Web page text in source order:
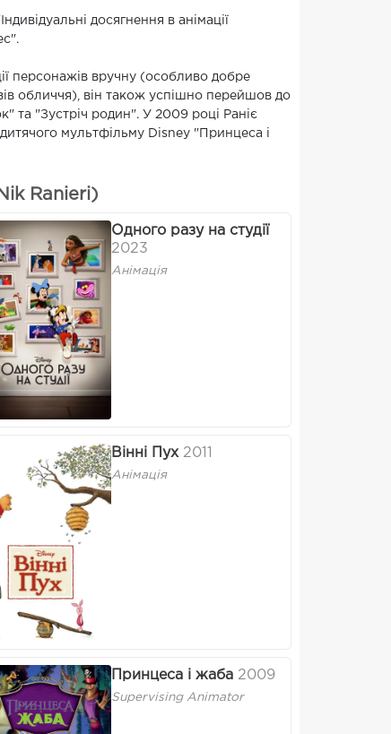
досягнення в анімації
персонажів вручну (особливо добре
обличчя), він також успішно перейшов до
та "Зустріч родин". У 2009 році Раніє
мультфільму Disney "Принцеса і
Ranieri)
Одного разу на студії
2023
Анімація
Вінні Пух 2011
Анімація
Принцеса і жаба 2009
Supervising Animator